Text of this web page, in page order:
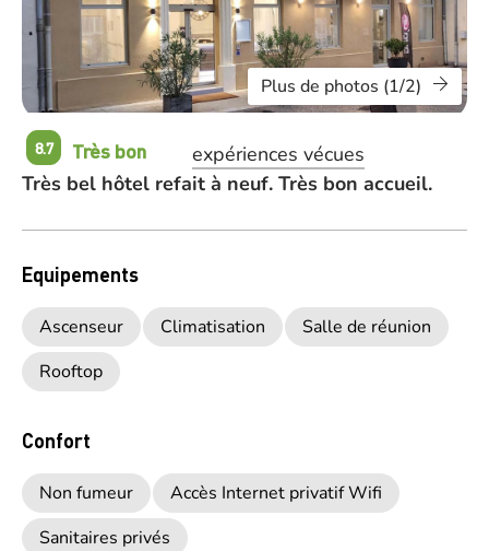
Plus de photos (1/2)
8.7 Très bon
expériences vécues
Très bel hôtel refait à neuf. Très bon accueil.
Equipements
Ascenseur Climatisation
Salle de réunion
Rooftop
Confort
Non fumeur
Accès Internet privatif Wifi
Sanitaires privés